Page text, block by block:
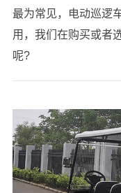
最为常见，电动巡逻
用，我们在购买或者
呢?